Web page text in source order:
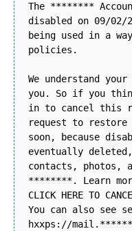
The ********
disabled on 09/
being used in a
policies.
We understand
you. So if you
in to cancel this
request to
soon, because
eventually
contacts, photos,
********. Learn
CLICK HERE TO
You can also see
hxxps://